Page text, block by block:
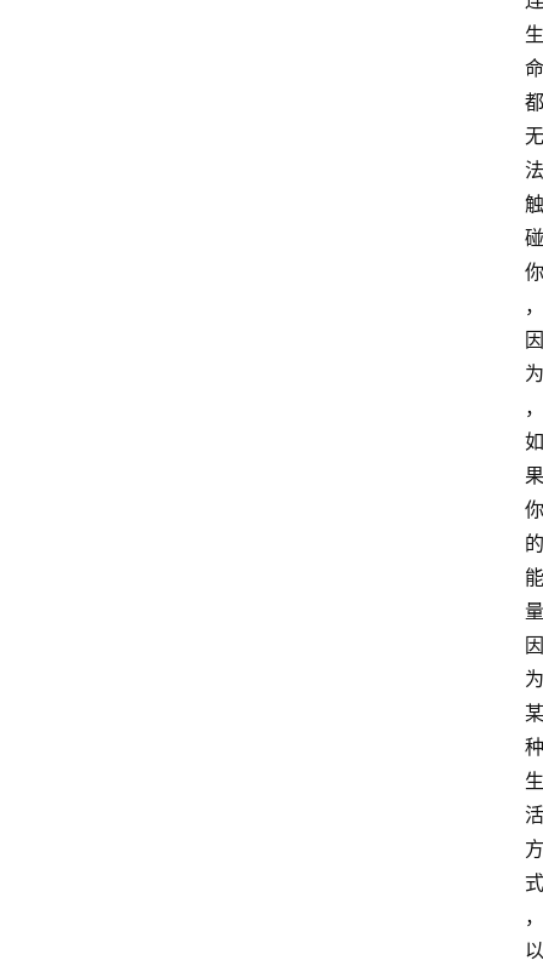
生
命
都
无
法
触
碰
你
，
因
为
，
如
果
你
的
能
量
因
为
某
种
生
活
方
式
，
以